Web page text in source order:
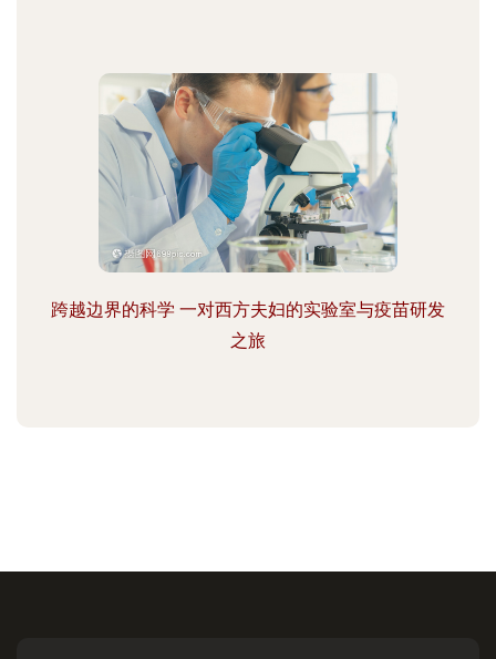
跨越边界的科学 一对西方夫妇的实验室与疫苗研发
之旅